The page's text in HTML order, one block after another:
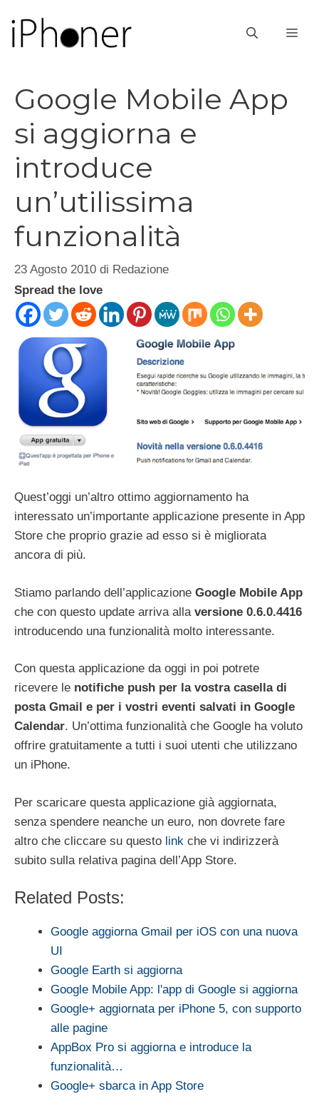
contenuto
Google Mobile App
si aggiorna e
introduce
un’utilissima
funzionalità
23 Agosto 2010 di Redazione
Spread the love
Quest’oggi un’altro ottimo aggiornamento ha
interessato un’importante applicazione presente in App
Store che proprio grazie ad esso si è migliorata
ancora di più.
Stiamo parlando dell’applicazione Google Mobile App
che con questo update arriva alla versione 0.6.0.4416
introducendo una funzionalità molto interessante.
Con questa applicazione da oggi in poi potrete
ricevere le notifiche push per la vostra casella di
posta Gmail e per i vostri eventi salvati in Google
Calendar. Un’ottima funzionalità che Google ha voluto
offrire gratuitamente a tutti i suoi utenti che utilizzano
un iPhone.
Per scaricare questa applicazione già aggiornata,
senza spendere neanche un euro, non dovrete fare
altro che cliccare su questo link che vi indirizzerà
subito sulla relativa pagina dell’App Store.
Related Posts:
Google aggiorna Gmail per iOS con una nuova
UI
Google Earth si aggiorna
Google Mobile App: l'app di Google si aggiorna
Google+ aggiornata per iPhone 5, con supporto
alle pagine
AppBox Pro si aggiorna e introduce la
funzionalità…
Google+ sbarca in App Store